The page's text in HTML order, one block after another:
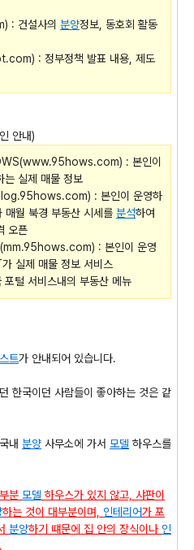
: 건설사의 분양정보, 동호회 활동
: 정부정책 발표 내용, 제도
안내)
: 본인이
는 실제 매물 정보
: 본인이 운영하
월 북경 부동산 시세를 분석하여
오픈
(mm.95hows.com) : 본인이 운영
실제 매물 정보 서비스
털 서비스내의 부동산 메뉴
트가 안내되어 있습니다.
한국이던 사람들이 좋아하는 것은 같
내 분양 사무소에 가서 모델 하우스를
분 모델 하우스가 있지 않고, 샤판이
하는 것이 대부분이며, 인테리어가 포
분양하기 떄문에 집 안의 장식이나 인